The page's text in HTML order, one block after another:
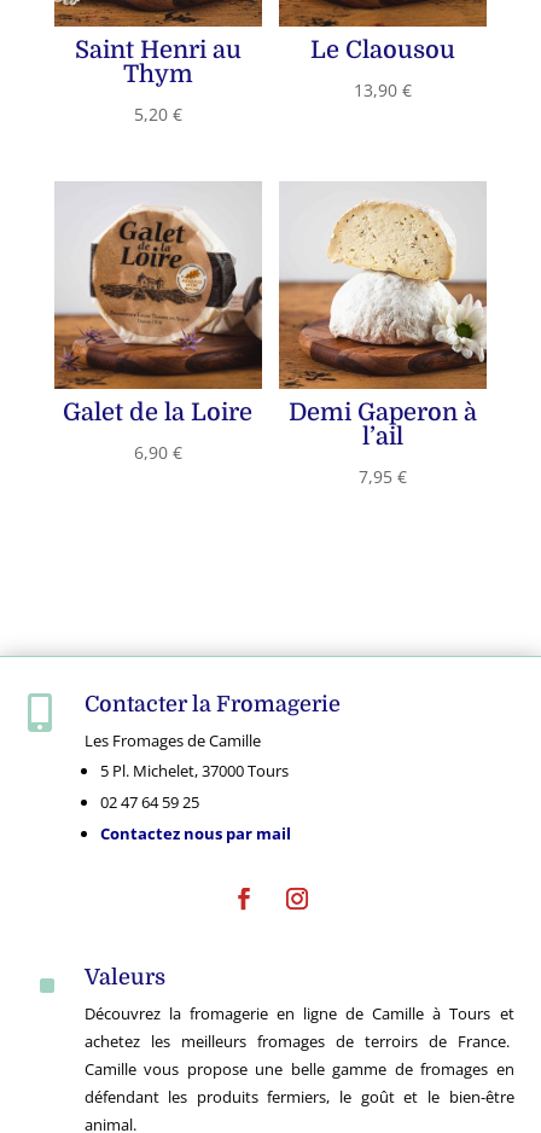
Saint Henri au
Thym
5,20 €
Le Claousou
13,90€
Galet de la Loire
6,90 €
Demi Gaperon à
l’ail
7,95€
 Contacter la Fromagerie
Les Fromages de Camille
5 Pl. Michelet, 37000 Tours
02 47 64 59 25
Contactez nous par mail
^ Valeurs
Découvrez la fromagerie en ligne de Camille à Tours et
achetez les meilleurs fromages de terroirs de France.
Camille vous propose une belle gamme de fromages en
défendant les produits fermiers, le goût et le bien-être
animal.